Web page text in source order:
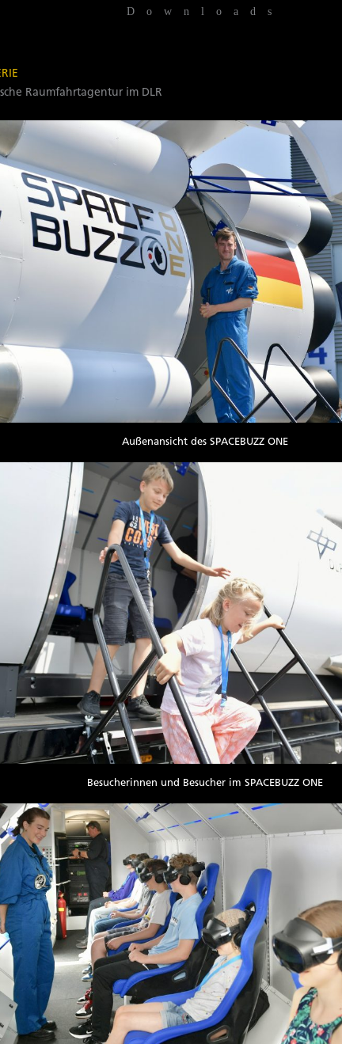
Downloads
Raumfahrtagentur im DLR
Außenansicht des SPACEBUZZ ONE
Besucherinnen und Besucher im SPACEBUZZ ONE